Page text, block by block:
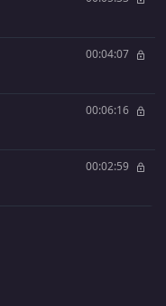
00:04:07
00:06:16
00:02:59